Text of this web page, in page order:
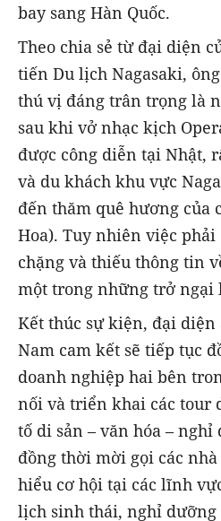
bay sang Hàn Quốc.
Theo chia sẻ từ đại diện
tiến Du lịch Nagasaki,
thú vị đáng trân trọng là
sau khi vở nhạc kịch
được công diễn tại Nhật,
và du khách khu vực
đến thăm quê hương của
Hoa). Tuy nhiên việc
chặng và thiếu thông tin
một trong những trở ngại
Kết thúc sự kiện, đại diện
Nam cam kết sẽ tiếp tục
doanh nghiệp hai bên
nối và triển khai các tour
tố di sản – văn hóa – nghỉ
đồng thời mời gọi các
hiểu cơ hội tại các lĩnh
lịch sinh thái, nghỉ dưỡng